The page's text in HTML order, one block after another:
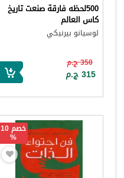
500لحظه فارقة صنعت تاريخ
كاس العالم
لوسيانو بيرنيكي
350 ج.م
315 ج.م
خصم 10
%